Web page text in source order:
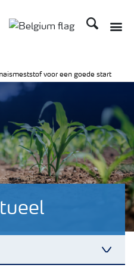
Zoek op
voor een goede start